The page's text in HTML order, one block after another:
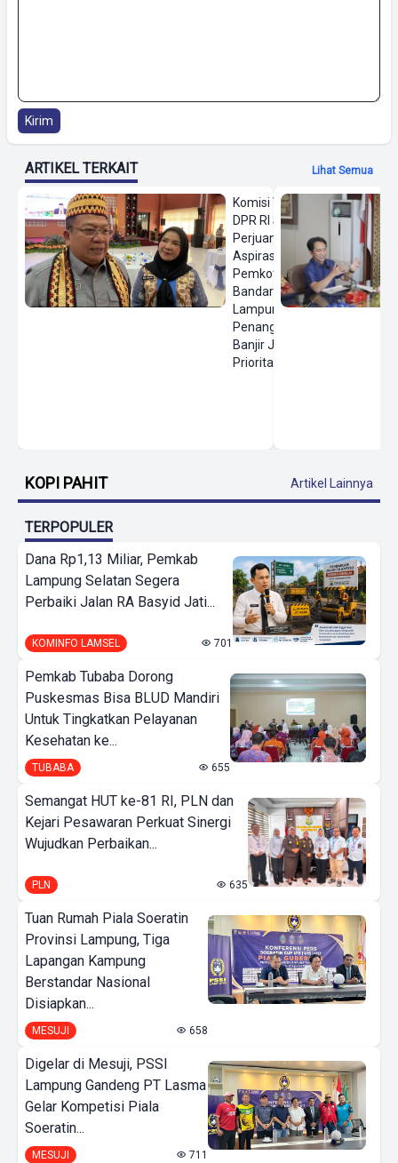
Kirim
ARTIKEL TERKAIT Lihat Semua
Komisi VIII
DPR RI Siap
Perjuangkan
Aspirasi
Pemkot
Bandar
Lampung,
Penanganan
Banjir Jadi
Prioritas
KOPI PAHIT Artikel Lainnya
TERPOPULER
Dana Rp1,13 Miliar, Pemkab
Lampung Selatan Segera
Perbaiki Jalan RA Basyid Jati...
KOMINFO LAMSEL 701
Pemkab Tubaba Dorong
Puskesmas Bisa BLUD Mandiri
Untuk Tingkatkan Pelayanan
Kesehatan ke...
TUBABA 655
Semangat HUT ke-81 RI, PLN dan
Kejari Pesawaran Perkuat Sinergi
Wujudkan Perbaikan...
PLN 635
Tuan Rumah Piala Soeratin
Provinsi Lampung, Tiga
Lapangan Kampung
Berstandar Nasional
Disiapkan...
MESUJI 658
Digelar di Mesuji, PSSI
Lampung Gandeng PT Lasma
Gelar Kompetisi Piala
Soeratin...
MESUJI 711